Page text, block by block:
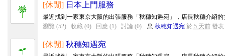
[休閒] 日本上門服務
最近找到一家東京大阪的出張服務「秋穗知遇宛」，店長秋穗介紹
瀏覽 (52)
收藏 (0) 回應 (1) 討論 (0) 秋穗知遇宛於 5 天前發表
[休閒] 秋穗知遇宛